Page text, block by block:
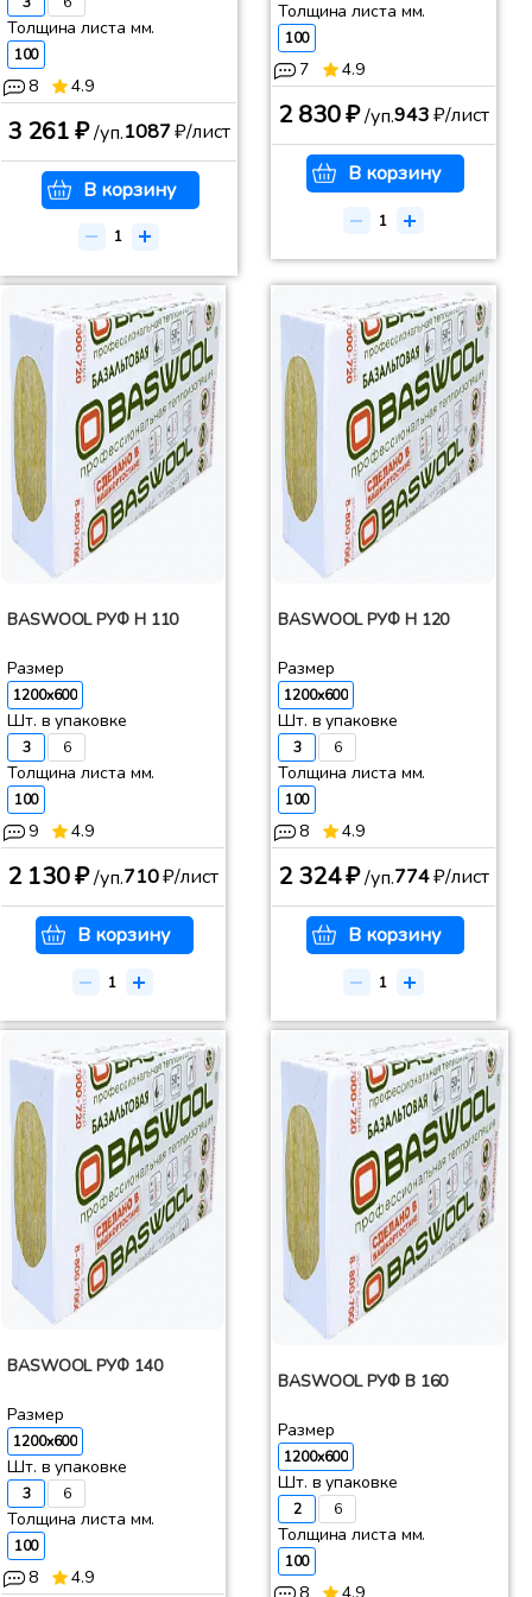
Толщина листа мм.
100
8 4.9
3 261 ₽/уп.1087₽/лист
В корзину
Толщина листа мм.
100
7 4.9
2 830 ₽/уп.943₽/лист
В корзину
BASWOOL РУФ Н 110
Размер
1200x600
Шт. в упаковке
3 6
Толщина листа мм.
100
9 4.9
2 130 ₽/уп.710₽/лист
В корзину
BASWOOL РУФ Н 120
Размер
1200x600
Шт. в упаковке
3 6
Толщина листа мм.
100
8 4.9
2 324 ₽/уп.774₽/лист
В корзину
BASWOOL РУФ 140
Размер
1200x600
Шт. в упаковке
3 6
Толщина листа мм.
100
8 4.9
BASWOOL РУФ В 160
Размер
1200x600
Шт. в упаковке
2 6
Толщина листа мм.
100